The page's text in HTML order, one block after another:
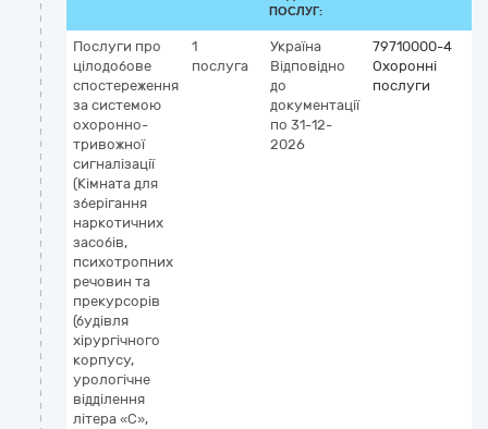
ПОСЛУГ:
Послуги про
цілодобове
спостереження
за системою
охоронно-
тривожної
сигналізації
(Кімната для
зберігання
наркотичних
засобів,
психотропних
речовин та
прекурсорів
(будівля
хірургічного
корпусу,
урологічне
відділення
літера «С»,
1
послуга
Україна
Відповідно
до
документації
по 31-12-
2026
79710000-4
Охоронні
послуги